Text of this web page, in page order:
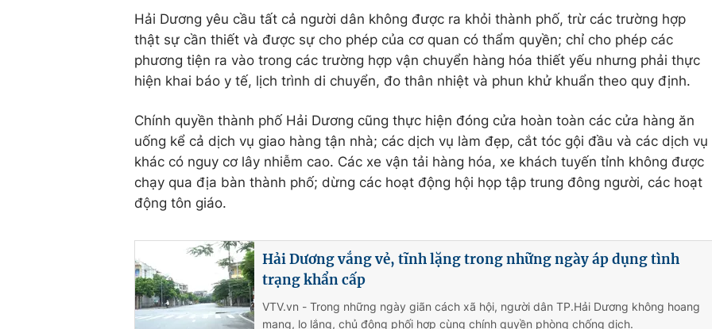
Hải Dương yêu cầu tất cả người dân không được ra khỏi thành phố, trừ các trường hợp
thật sự cần thiết và được sự cho phép của cơ quan có thẩm quyền; chỉ cho phép các
phương tiện ra vào trong các trường hợp vận chuyển hàng hóa thiết yếu nhưng phải thực
hiện khai báo y tế, lịch trình di chuyển, đo thân nhiệt và phun khử khuẩn theo quy định.
Chính quyền thành phố Hải Dương cũng thực hiện đóng cửa hoàn toàn các cửa hàng ăn
uống kể cả dịch vụ giao hàng tận nhà; các dịch vụ làm đẹp, cắt tóc gội đầu và các dịch vụ
khác có nguy cơ lây nhiễm cao. Các xe vận tải hàng hóa, xe khách tuyến tỉnh không được
chạy qua địa bàn thành phố; dừng các hoạt động hội họp tập trung đông người, các hoạt
động tôn giáo.
Hải Dương vắng vẻ, tĩnh lặng trong những ngày áp dụng tình
trạng khẩn cấp
VTV.vn - Trong những ngày giãn cách xã hội, người dân TP.Hải Dương không hoang
mang, lo lắng, chủ động phối hợp cùng chính quyền phòng chống dịch.